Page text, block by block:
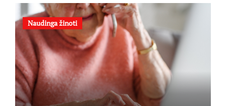
Naudinga žinoti